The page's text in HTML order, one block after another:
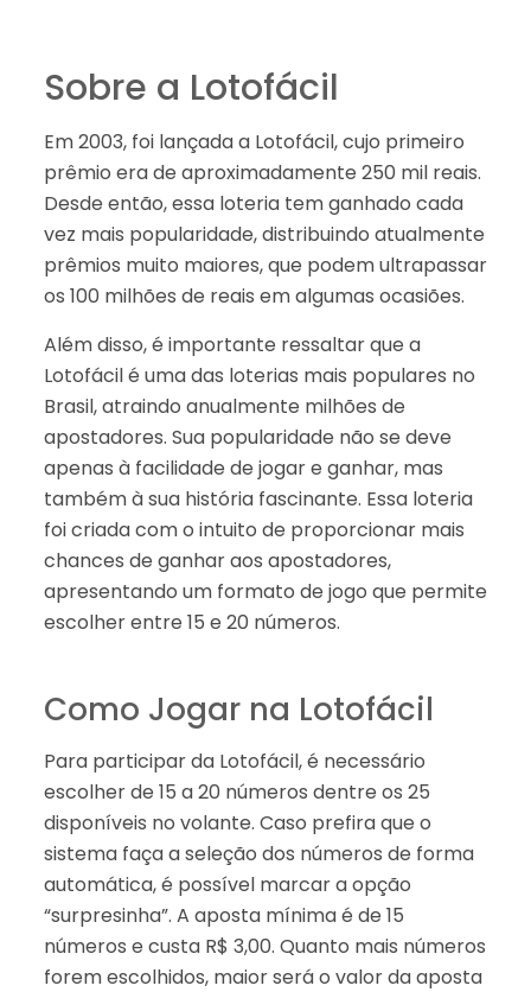
Sobre a Lotofácil
Em 2003, foi lançada a Lotofácil, cujo primeiro
prêmio era de aproximadamente 250 mil reais.
Desde então, essa loteria tem ganhado cada
vez mais popularidade, distribuindo atualmente
prêmios muito maiores, que podem ultrapassar
os 100 milhões de reais em algumas ocasiões.
Além disso, é importante ressaltar que a
Lotofácil é uma das loterias mais populares no
Brasil, atraindo anualmente milhões de
apostadores. Sua popularidade não se deve
apenas à facilidade de jogar e ganhar, mas
também à sua história fascinante. Essa loteria
foi criada com o intuito de proporcionar mais
chances de ganhar aos apostadores,
apresentando um formato de jogo que permite
escolher entre 15 e 20 números.
Como Jogar na Lotofácil
Para participar da Lotofácil, é necessário
escolher de 15 a 20 números dentre os 25
disponíveis no volante. Caso prefira que o
sistema faça a seleção dos números de forma
automática, é possível marcar a opção
“surpresinha”. A aposta mínima é de 15
números e custa R$ 3,00. Quanto mais números
forem escolhidos, maior será o valor da aposta